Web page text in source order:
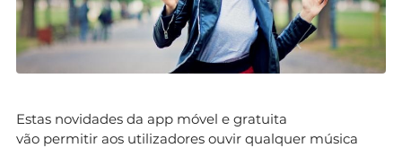
Estas novidades da app móvel e gratuita
vão permitir aos utilizadores ouvir qualquer música